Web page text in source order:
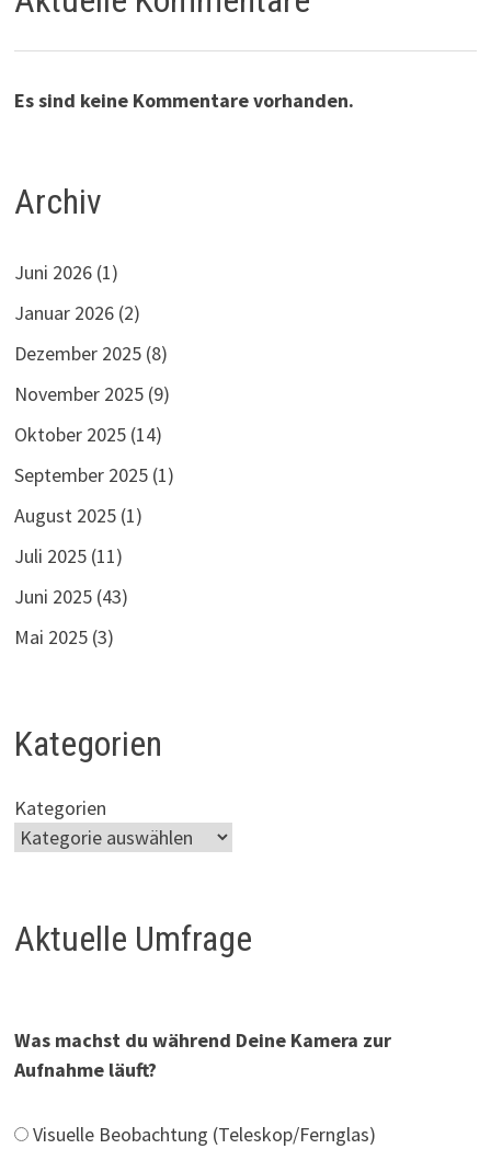
Es sind keine Kommentare vorhanden.
Archiv
Juni 2026 (1)
Januar 2026 (2)
Dezember 2025 (8)
November 2025 (9)
Oktober 2025 (14)
September 2025 (1)
August 2025 (1)
Juli 2025 (11)
Juni 2025 (43)
Mai 2025 (3)
Kategorien
Kategorien
Aktuelle Umfrage
Was machst du während Deine Kamera zur
Aufnahme läuft?
Visuelle Beobachtung (Teleskop/Fernglas)